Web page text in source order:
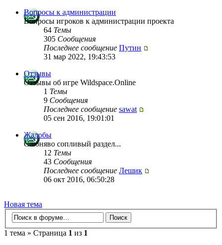
Вопросы к администрации
Вопросы игроков к администрации проекта
64 Темы
305 Сообщения
Последнее сообщение Путин
31 мар 2022, 19:43:53
Отзывы
Отзывы об игре Wildspace.Online
1 Темы
9 Сообщения
Последнее сообщение sawat
05 сен 2016, 19:01:01
Жалобы
Слюняво сопливый раздел...
12 Темы
43 Сообщения
Последнее сообщение Лешик
06 окт 2016, 06:50:28
Новая тема
1 тема » Страница 1 из 1